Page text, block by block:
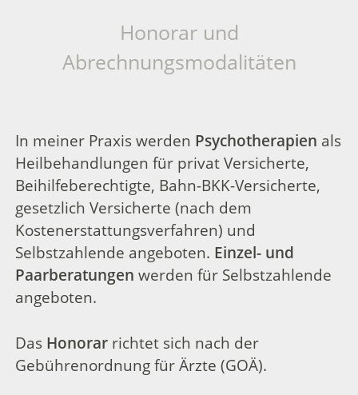
Honorar und
Abrechnungsmodalitäten
In meiner Praxis werden Psychotherapien als
Heilbehandlungen für privat Versicherte,
Beihilfeberechtigte, Bahn-BKK-Versicherte,
gesetzlich Versicherte (nach dem
Kostenerstattungsverfahren) und
Selbstzahlende angeboten. Einzel- und
Paarberatungen werden für Selbstzahlende
angeboten.
Das Honorar richtet sich nach der
Gebührenordnung für Ärzte (GOÄ).